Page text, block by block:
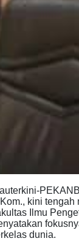
kini
Ilmu
dunia.